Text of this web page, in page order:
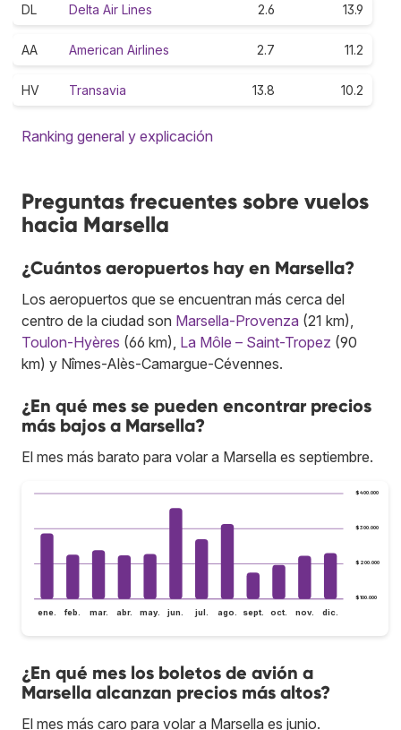
DL Delta Air Lines 2.6 13.9
AA American Airlines 2.7 11.2
HV Transavia 13.8 10.2
Ranking general y explicación
Preguntas frecuentes sobre vuelos
hacia Marsella
¿Cuántos aeropuertos hay en Marsella?
Los aeropuertos que se encuentran más cerca del
centro de la ciudad son Marsella-Provenza (21 km),
Toulon-Hyères (66 km), La Môle – Saint-Tropez (90
km) y Nîmes-Alès-Camargue-Cévennes.
¿En qué mes se pueden encontrar precios
más bajos a Marsella?
El mes más barato para volar a Marsella es septiembre.
$100.000
$200.000
$300.000
$400.000
ene. feb. mar. abr. may. jun. jul. ago. sept. oct. nov. dic.
¿En qué mes los boletos de avión a
Marsella alcanzan precios más altos?
El mes más caro para volar a Marsella es junio.